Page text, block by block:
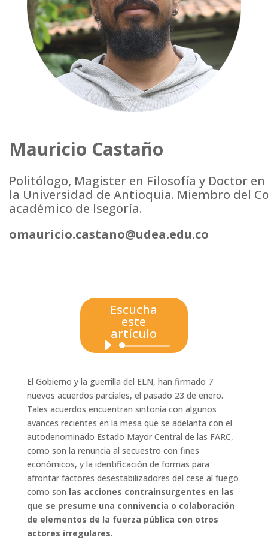
Mauricio Castaño
Politólogo, Magister en Filosofía y Doctor en
la Universidad de Antioquia. Miembro del
académico de Isegoría.
omauricio.castano@udea.edu.co
Escucha
este
artículo
Reproductor
El Gobierno y la guerrilla del ELN, han firmado 7
nuevos acuerdos parciales, el pasado 23 de enero.
Tales acuerdos encuentran sintonía con algunos
avances recientes en la mesa que se adelanta con el
autodenominado Estado Mayor Central de las FARC,
como son la renuncia al secuestro con fines
económicos, y la identificación de formas para
afrontar factores desestabilizadores del cese al fuego
como son las acciones contrainsurgentes en las
que se presume una connivencia o colaboración
de elementos de la fuerza pública con otros
actores irregulares.